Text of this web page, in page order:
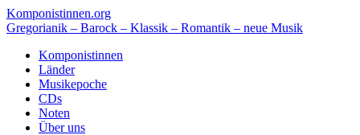
Komponistinnen.org
Gregorianik – Barock – Klassik – Romantik – neue Musik
Komponistinnen
Länder
Musikepoche
CDs
Noten
Über uns